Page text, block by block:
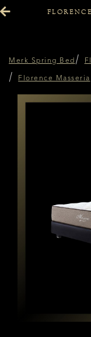
Merk Spring Bed
Florence Masseria